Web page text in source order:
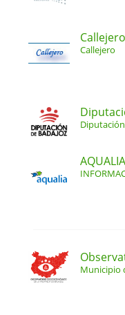
Callejero
Callejero
AQUALIA
Municipio